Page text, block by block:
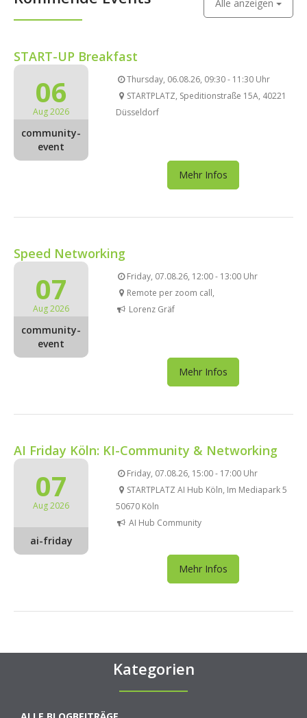
Alle anzeigen
START-UP Breakfast
06
Aug 2026
community-
event
Thursday, 06.08.26, 09:30 - 11:30 Uhr
STARTPLATZ, Speditionstraße 15A, 40221
Düsseldorf
Mehr Infos
Speed Networking
07
Aug 2026
community-
event
Friday, 07.08.26, 12:00 - 13:00 Uhr
Remote per zoom call,
Lorenz Gräf
Mehr Infos
AI Friday Köln: KI-Community & Networking
07
Aug 2026
ai-friday
Friday, 07.08.26, 15:00 - 17:00 Uhr
STARTPLATZ AI Hub Köln, Im Mediapark 5
50670 Köln
AI Hub Community
Mehr Infos
Kategorien